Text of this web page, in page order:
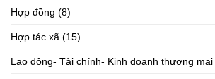
Hợp đồng (8)
Hợp tác xã (15)
Lao động- Tài chính- Kinh doanh thương mại